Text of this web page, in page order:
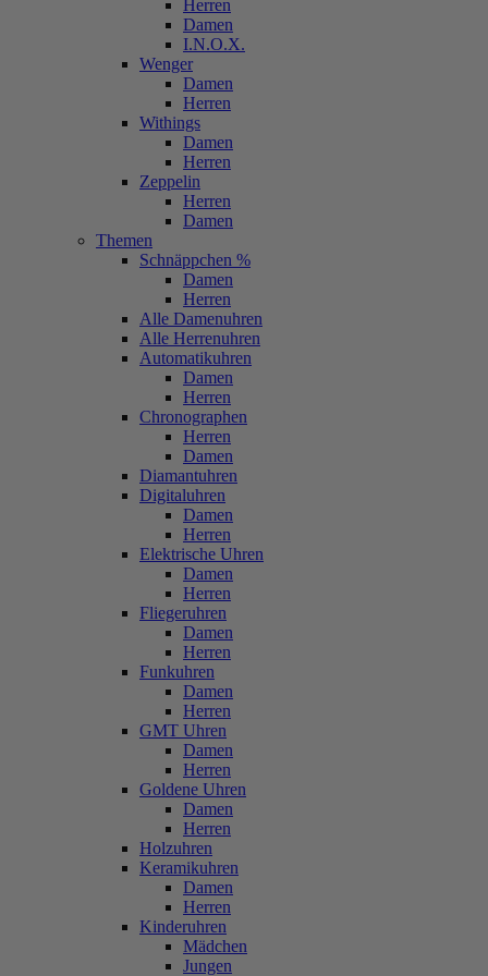
Herren
Damen
I.N.O.X.
Wenger
Damen
Herren
Withings
Damen
Herren
Zeppelin
Herren
Damen
Themen
Schnäppchen %
Damen
Herren
Alle Damenuhren
Alle Herrenuhren
Automatikuhren
Damen
Herren
Chronographen
Herren
Damen
Diamantuhren
Digitaluhren
Damen
Herren
Elektrische Uhren
Damen
Herren
Fliegeruhren
Damen
Herren
Funkuhren
Damen
Herren
GMT Uhren
Damen
Herren
Goldene Uhren
Damen
Herren
Holzuhren
Keramikuhren
Damen
Herren
Kinderuhren
Mädchen
Jungen